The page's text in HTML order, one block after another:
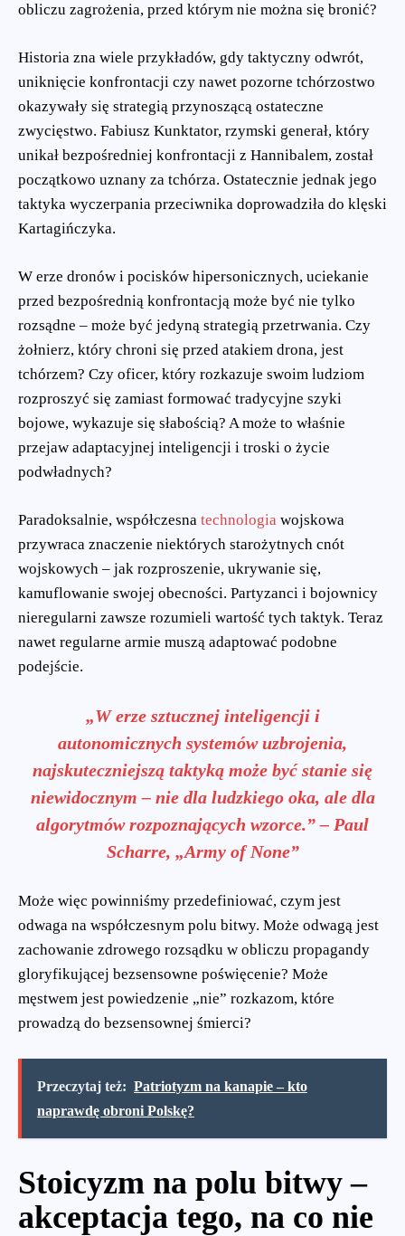
obliczu zagrożenia, przed którym nie można się bronić?
Historia zna wiele przykładów, gdy taktyczny odwrót,
uniknięcie konfrontacji czy nawet pozorne tchórzostwo
okazywały się strategią przynoszącą ostateczne
zwycięstwo. Fabiusz Kunktator, rzymski generał, który
unikał bezpośredniej konfrontacji z Hannibalem, został
początkowo uznany za tchórza. Ostatecznie jednak jego
taktyka wyczerpania przeciwnika doprowadziła do klęski
Kartagińczyka.
W erze dronów i pocisków hipersonicznych, uciekanie
przed bezpośrednią konfrontacją może być nie tylko
rozsądne – może być jedyną strategią przetrwania. Czy
żołnierz, który chroni się przed atakiem drona, jest
tchórzem? Czy oficer, który rozkazuje swoim ludziom
rozproszyć się zamiast formować tradycyjne szyki
bojowe, wykazuje się słabością? A może to właśnie
przejaw adaptacyjnej inteligencji i troski o życie
podwładnych?
Paradoksalnie, współczesna technologia wojskowa
przywraca znaczenie niektórych starożytnych cnót
wojskowych – jak rozproszenie, ukrywanie się,
kamuflowanie swojej obecności. Partyzanci i bojownicy
nieregularni zawsze rozumieli wartość tych taktyk. Teraz
nawet regularne armie muszą adaptować podobne
podejście.
„W erze sztucznej inteligencji i
autonomicznych systemów uzbrojenia,
najskuteczniejszą taktyką może być stanie się
niewidocznym – nie dla ludzkiego oka, ale dla
algorytmów rozpoznających wzorce.” – Paul
Scharre, „Army of None”
Może więc powinniśmy przedefiniować, czym jest
odwaga na współczesnym polu bitwy. Może odwagą jest
zachowanie zdrowego rozsądku w obliczu propagandy
gloryfikującej bezsensowne poświęcenie? Może
męstwem jest powiedzenie „nie” rozkazom, które
prowadzą do bezsensownej śmierci?
Przeczytaj też: Patriotyzm na kanapie – kto
naprawdę obroni Polskę?
Stoicyzm na polu bitwy –
akceptacja tego, na co nie